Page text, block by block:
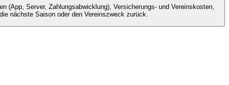
(App, Server, Zahlungsabwicklung), Versicherungs- und Vereinskosten,
nächste Saison oder den Vereinszweck zurück.